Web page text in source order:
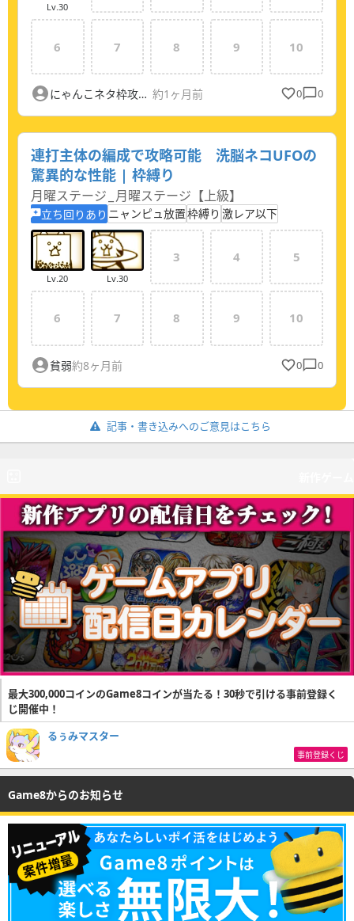
Lv.30
6 7 8 9 10
にゃんこネタ枠攻略するほどレベル高くない人 約1ヶ月前 0 0
連打主体の編成で攻略可能 洗脳ネコUFOの
驚異的な性能 | 枠縛り
月曜ステージ 月曜ステージ【上級】
立ち回りあり ニャンピュ放置枠縛り 激レア以下
Lv. 20 Lv.30
3 4 5
6 7 8 9 10
貧弱約8ヶ月前 0 0
記事・書き込みへのご意見はこちら
最大300,000コインのGame8コインが当たる！30秒で引ける事前登録く
じ開催中！
るぅみマスター
事前登録くじ
Game8からのお知らせ